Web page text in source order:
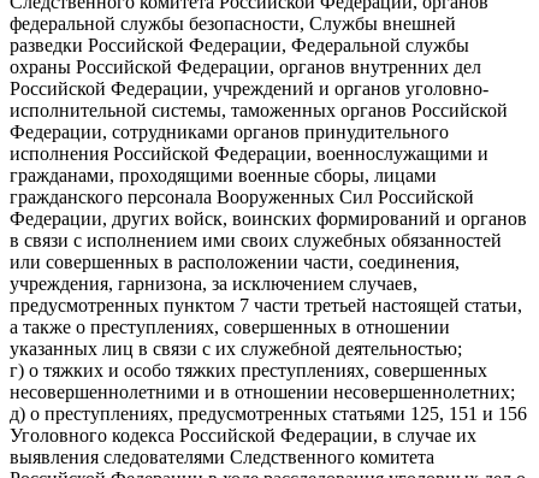
федеральной службы безопасности, Службы внешней
разведки Российской Федерации, Федеральной службы
охраны Российской Федерации, органов внутренних дел
Российской Федерации, учреждений и органов уголовно-
исполнительной системы, таможенных органов Российской
Федерации, сотрудниками органов принудительного
исполнения Российской Федерации, военнослужащими и
гражданами, проходящими военные сборы, лицами
гражданского персонала Вооруженных Сил Российской
Федерации, других войск, воинских формирований и органов
в связи с исполнением ими своих служебных обязанностей
или совершенных в расположении части, соединения,
учреждения, гарнизона, за исключением случаев,
предусмотренных пунктом 7 части третьей настоящей статьи,
а также о преступлениях, совершенных в отношении
указанных лиц в связи с их служебной деятельностью;
г) о тяжких и особо тяжких преступлениях, совершенных
несовершеннолетними и в отношении несовершеннолетних;
д) о преступлениях, предусмотренных статьями 125, 151 и 156
Уголовного кодекса Российской Федерации, в случае их
выявления следователями Следственного комитета